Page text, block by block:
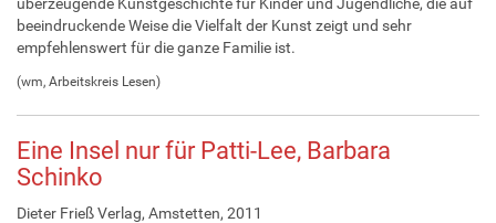
beeindruckende Weise die Vielfalt der Kunst zeigt und sehr
empfehlenswert für die ganze Familie ist.
(wm, Arbeitskreis Lesen)
Eine Insel nur für Patti-Lee, Barbara
Schinko
Dieter Frieß Verlag, Amstetten, 2011